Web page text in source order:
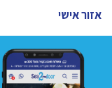
אזור אישי